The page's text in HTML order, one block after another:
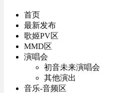
首页
最新发布
歌姬PV区
MMD区
演唱会
初音未来演唱会
其他演出
音乐-音频区